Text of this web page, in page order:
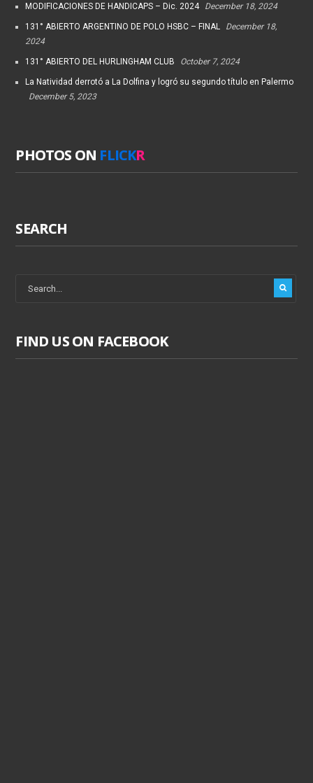
MODIFICACIONES DE HANDICAPS – Dic. 2024 December 18, 2024
131° ABIERTO ARGENTINO DE POLO HSBC – FINAL
December 18,
2024
131° ABIERTO DEL HURLINGHAM CLUB October 7, 2024
La Natividad derrotó a La Dolfina y logró su segundo título en Palermo
December 5, 2023
PHOTOS ON FLICKR
SEARCH
FIND US ON FACEBOOK